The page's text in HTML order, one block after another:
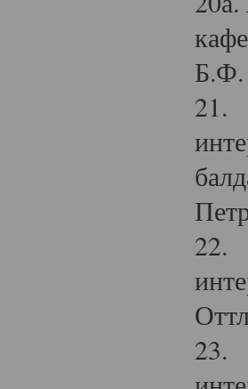
Б.Ф.
21.
22.
23.